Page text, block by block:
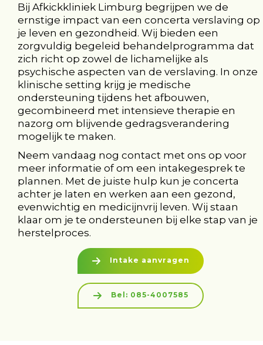
Bij Afkickkliniek Limburg begrijpen we de
ernstige impact van een concerta verslaving op
je leven en gezondheid. Wij bieden een
zorgvuldig begeleid behandelprogramma dat
zich richt op zowel de lichamelijke als
psychische aspecten van de verslaving. In onze
klinische setting krijg je medische
ondersteuning tijdens het afbouwen,
gecombineerd met intensieve therapie en
nazorg om blijvende gedragsverandering
mogelijk te maken.
Neem vandaag nog contact met ons op voor
meer informatie of om een intakegesprek te
plannen. Met de juiste hulp kun je concerta
achter je laten en werken aan een gezond,
evenwichtig en medicijnvrij leven. Wij staan
klaar om je te ondersteunen bij elke stap van je
herstelproces.
Intake aanvragen
Bel: 085-4007585